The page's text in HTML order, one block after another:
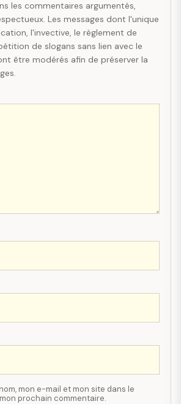
les commentaires argumentés,
Les messages dont l'unique
l'invective, le règlement de
de slogans sans lien avec le
être modérés afin de préserver la
mon e-mail et mon site dans le
prochain commentaire.